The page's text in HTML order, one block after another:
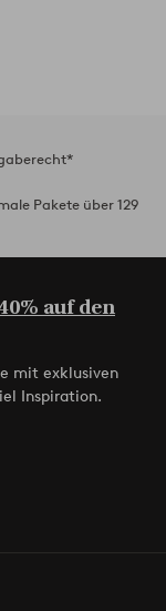
Pakete über 129
auf den
mit exklusiven
Inspiration.